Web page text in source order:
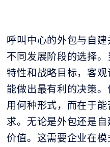
呼叫中心的外包与自
不同发展阶段的选择
特性和战略目标，客
能做出最有利的决策
用何种形式，而在于
求。无论是外包还是
价值。这需要企业在